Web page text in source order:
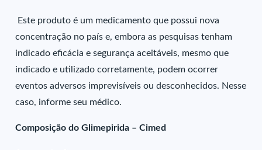
Este produto é um medicamento que possui nova
concentração no país e, embora as pesquisas tenham
indicado eficácia e segurança aceitáveis, mesmo que
indicado e utilizado corretamente, podem ocorrer
eventos adversos imprevisíveis ou desconhecidos. Nesse
caso, informe seu médico.
Composição do Glimepirida – Cimed